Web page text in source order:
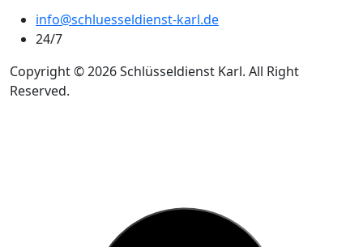
info@schluesseldienst-karl.de
24/7
Copyright © 2026 Schlüsseldienst Karl. All Right
Reserved.